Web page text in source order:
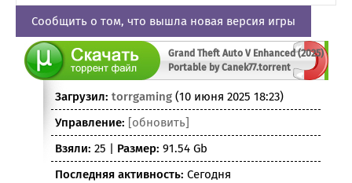
Сообщить о том, что вышла новая версия игры
Grand Theft Auto V Enhanced (2025)
Portable by Canek77.torrent
Загрузил: torrgaming (10 июня 2025 18:23)
Управление: [обновить]
Взяли: 25 | Размер: 91.54 Gb
Последняя активность: Сегодня